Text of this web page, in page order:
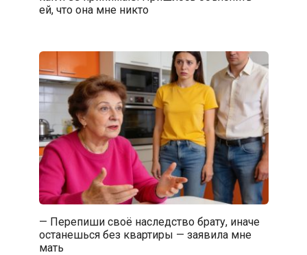
ей, что она мне никто
— Перепиши своё наследство брату, иначе
останешься без квартиры — заявила мне
мать